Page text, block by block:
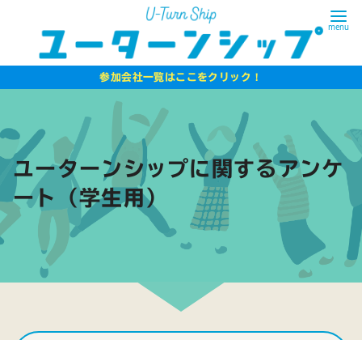
移
動
参加会社一覧はここをクリック ！
ユーターンシップに関するアンケ
ート（学生用）